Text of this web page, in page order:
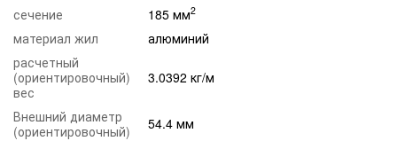
сечение
185 мм2
материал жил
алюминий
расчетный
(ориентировочный)
вес
3.0392 кг/м
Внешний диаметр
(ориентировочный)
54.4 мм